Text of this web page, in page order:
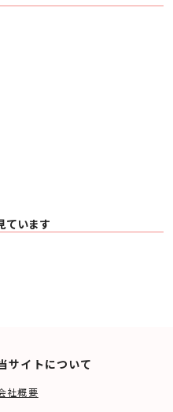
ています
サイトについて
社概要